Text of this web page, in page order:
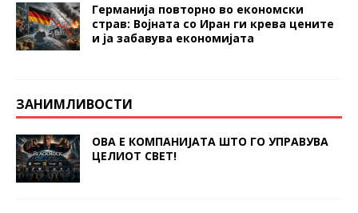
Германија повторно во економски
страв: Војната со Иран ги крева цените
и ја забавува економијата
ЗАНИМЛИВОСТИ
ОВА Е КОМПАНИЈАТА ШТО ГО УПРАВУВА
ЦЕЛИОТ СВЕТ!